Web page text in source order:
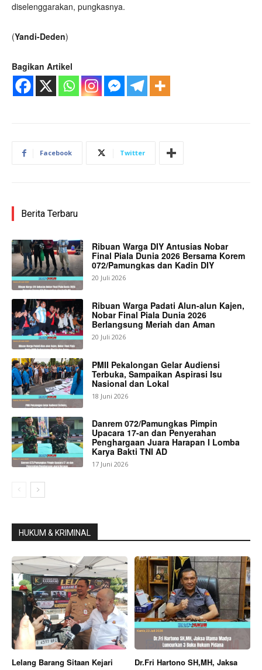
diselenggarakan, pungkasnya.
(Yandi-Deden)
Bagikan Artikel
Facebook Twitter
Berita Terbaru
Ribuan Warga DIY Antusias Nobar
Final Piala Dunia 2026 Bersama Korem
072/Pamungkas dan Kadin DIY
20 Juli 2026
Ribuan Warga Padati Alun-alun Kajen,
Nobar Final Piala Dunia 2026
Berlangsung Meriah dan Aman
20 Juli 2026
PMII Pekalongan Gelar Audiensi
Terbuka, Sampaikan Aspirasi Isu
Nasional dan Lokal
18 Juni 2026
Danrem 072/Pamungkas Pimpin
Upacara 17-an dan Penyerahan
Penghargaan Juara Harapan I Lomba
Karya Bakti TNI AD
17 Juni 2026
HUKUM & KRIMINAL
Lelang Barang Sitaan Kejari
Dr.Fri Hartono SH,MH, Jaksa